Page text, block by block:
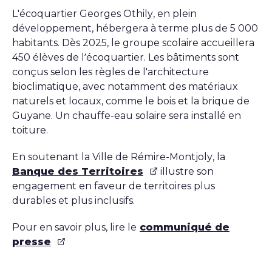
L'écoquartier Georges Othily, en plein
développement, hébergera à terme plus de 5 000
habitants. Dès 2025, le groupe scolaire accueillera
450 élèves de l’écoquartier. Les bâtiments sont
conçus selon les règles de l'architecture
bioclimatique, avec notamment des matériaux
naturels et locaux, comme le bois et la brique de
Guyane. Un chauffe-eau solaire sera installé en
toiture.
En soutenant la Ville de Rémire-Montjoly, la
Banque des Territoires
illustre son
engagement en faveur de territoires plus
durables et plus inclusifs.
Pour en savoir plus, lire le communiqué de
presse